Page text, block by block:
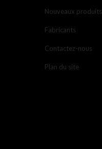
Nouveaux produits
Fabricants
Contactez-nous
Plan du site